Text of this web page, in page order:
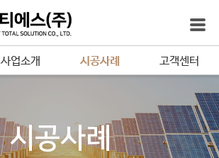
사업소개 시공사례 고객센터
시공사례